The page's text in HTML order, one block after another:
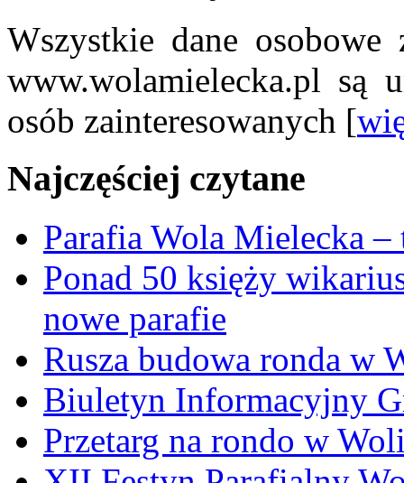
Wszystkie dane osobowe
www.wolamielecka.pl są
osób zainteresowanych [
Najczęściej czytane
Parafia Wola Mielecka
Ponad 50 księży
nowe parafie
Rusza budowa ronda w
Biuletyn Informacyjny
Przetarg na rondo w